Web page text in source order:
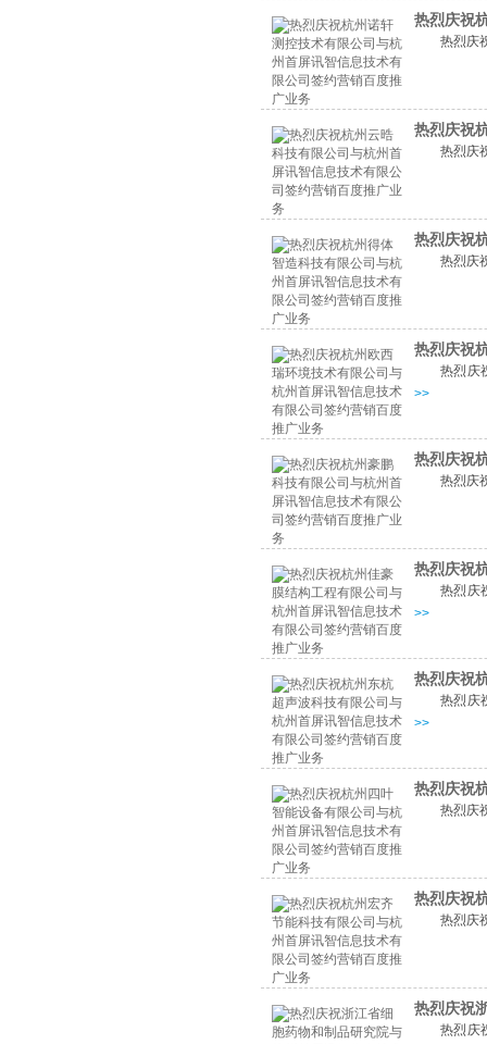
热烈庆祝
热烈庆
热烈庆祝
热烈庆
热烈庆祝
热烈庆
热烈庆祝
热烈庆
>>
热烈庆祝
热烈庆
热烈庆祝
热烈庆
>>
热烈庆祝
热烈庆
>>
热烈庆祝
热烈庆
热烈庆祝
热烈庆
热烈庆祝
热烈庆